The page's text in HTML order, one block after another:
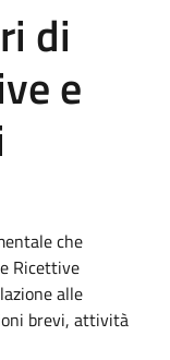
di
e
che
Ricettive
alle
brevi, attività